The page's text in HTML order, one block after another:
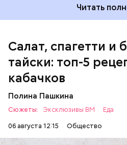
Читать
Салат, спагетти и
тайски: топ-5
кабачков
Полина Пашкина
Сюжеты: Эксклюзивы ВМ
Еда
06 августа 12:15
Общество